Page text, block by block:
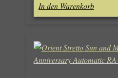
In den Warenkorb